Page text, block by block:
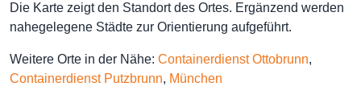
Die Karte zeigt den Standort des Ortes. Ergänzend werden
nahegelegene Städte zur Orientierung aufgeführt.
Weitere Orte in der Nähe: Containerdienst Ottobrunn,
Containerdienst Putzbrunn, München